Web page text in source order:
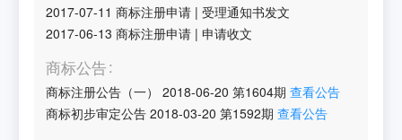
2017-07-11 商标注册申请 |受理通知书发文
2017-06-13 商标注册申请 |申请收文
商标公告
商标注册公告（一） 2018-06-20 第1604期 查看公告
商标初步审定公告 2018-03-20 第1592期 查看公告